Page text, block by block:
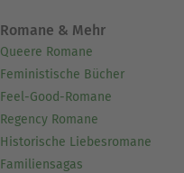
Romane & Mehr
Queere Romane
Feministische Bücher
Feel-Good-Romane
Regency Romane
Historische Liebesromane
Familiensagas